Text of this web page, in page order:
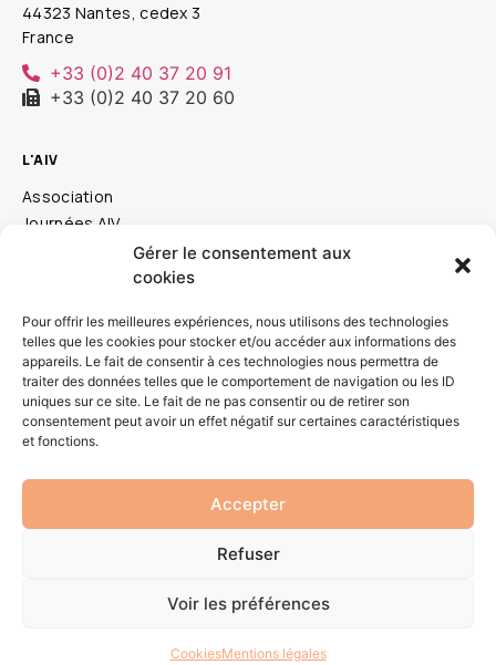
Gérer le consentement aux
cookies
Pour offrir les meilleures expériences, nous utilisons des technologies
telles que les cookies pour stocker et/ou accéder aux informations des
appareils. Le fait de consentir à ces technologies nous permettra de
traiter des données telles que le comportement de navigation ou les ID
uniques sur ce site. Le fait de ne pas consentir ou de retirer son
consentement peut avoir un effet négatif sur certaines caractéristiques
et fonctions.
Accepter
Refuser
Voir les préférences
CookiesMentions légales
44323 Nantes, cedex 3
France
+33 (0)2 40 37 20 91
+33 (0)2 40 37 20 60
L'AIV
Association
Journées AIV
Documentation
Espace Membres
PARTENARIATS
Association Internationale d’Ingénierie du
Vent
© 2022 AIV – Site web parDigital Tribe